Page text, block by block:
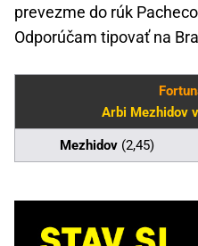
prevezme do rúk
Odporúčam tipovať na
Arbi Mezhidov
Mezhidov (2,45)